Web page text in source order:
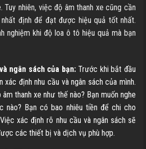
Tuy nhiên, việc độ âm thanh xe cũng cần
định để đạt được hiệu quả tốt nhất.
nghiệm khi độ loa ô tô hiệu quả mà bạn
ngân sách của bạn:Trước khi bắt đầu
xác định nhu cầu và ngân sách của mình.
âm thanh xe như thế nào? Bạn muốn nghe
nào? Bạn có bao nhiêu tiền để chi cho
xác định rõ nhu cầu và ngân sách sẽ
các thiết bị và dịch vụ phù hợp.